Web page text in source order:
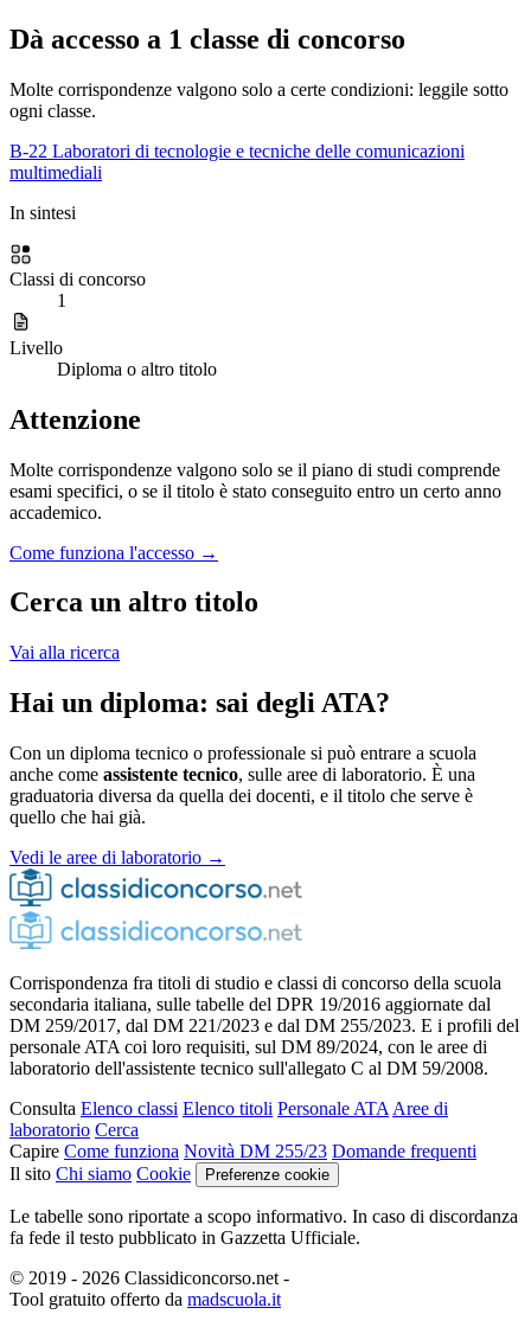
Dà accesso a 1 classe di concorso
Molte corrispondenze valgono solo a certe condizioni: leggile sotto
ogni classe.
B-22 Laboratori di tecnologie e tecniche delle comunicazioni
multimediali
In sintesi
Classi di concorso
1
Livello
Diploma o altro titolo
Attenzione
Molte corrispondenze valgono solo se il piano di studi comprende
esami specifici, o se il titolo è stato conseguito entro un certo anno
accademico.
Come funziona l'accesso →
Cerca un altro titolo
Vai alla ricerca
Hai un diploma: sai degli ATA?
Con un diploma tecnico o professionale si può entrare a scuola
anche come assistente tecnico, sulle aree di laboratorio. È una
graduatoria diversa da quella dei docenti, e il titolo che serve è
quello che hai già.
Vedi le aree di laboratorio →
Corrispondenza fra titoli di studio e classi di concorso della scuola
secondaria italiana, sulle tabelle del DPR 19/2016 aggiornate dal
DM 259/2017, dal DM 221/2023 e dal DM 255/2023. E i profili del
personale ATA coi loro requisiti, sul DM 89/2024, con le aree di
laboratorio dell'assistente tecnico sull'allegato C al DM 59/2008.
Consulta Elenco classi Elenco titoli Personale ATA Aree di
laboratorio Cerca
Capire Come funziona Novità DM 255/23 Domande frequenti
Il sito Chi siamo Cookie Preferenze cookie
Le tabelle sono riportate a scopo informativo. In caso di discordanza
fa fede il testo pubblicato in Gazzetta Ufficiale.
© 2019 - 2026 Classidiconcorso.net -
Tool gratuito offerto da madscuola.it